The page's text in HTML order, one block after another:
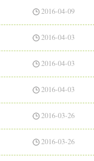
2016-04-09
2016-04-03
2016-04-03
2016-04-03
2016-03-26
2016-03-26